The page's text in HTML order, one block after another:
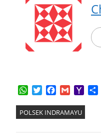
WhatsApp
TwitterFacebook
Gmail
POLSEK INDRAMAYU